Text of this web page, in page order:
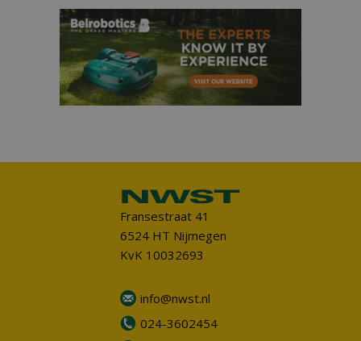
Fransestraat 41
6524 HT Nijmegen
KvK 10032693
info@nwst.nl
024-3602454